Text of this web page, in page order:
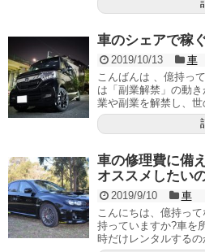
車のシェアで稼
2019/10/13
車
こんばんは 、億持っ
は「副業解禁」の動
業や副業を解禁し、
車の修理費に備
オススメしたい
2019/9/10
車
こんにちは、億持っ
持っていますか?車を
時だけレンタルする